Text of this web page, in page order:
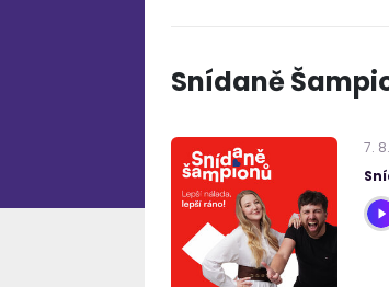
Snídaně
7. 8.